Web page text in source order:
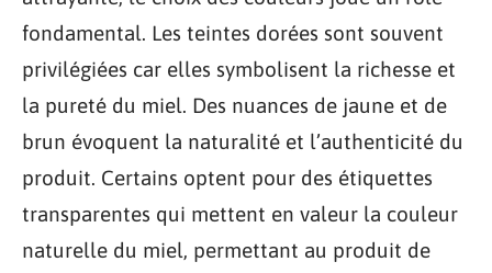
fondamental. Les teintes dorées sont souvent
privilégiées car elles symbolisent la richesse et
la pureté du miel. Des nuances de jaune et de
brun évoquent la naturalité et l’authenticité du
produit. Certains optent pour des étiquettes
transparentes qui mettent en valeur la couleur
naturelle du miel, permettant au produit de